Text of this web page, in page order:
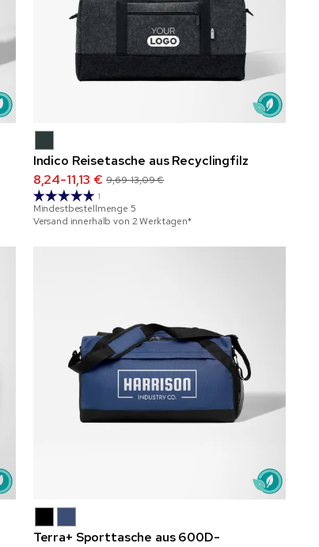
Indico Reisetasche aus Recyclingfilz
8,24-11,13 € 9,69-13,09 €
1
Mindestbestellmenge 5
Versand innerhalb von 2 Werktagen*
Terra+ Sporttasche aus 600D-